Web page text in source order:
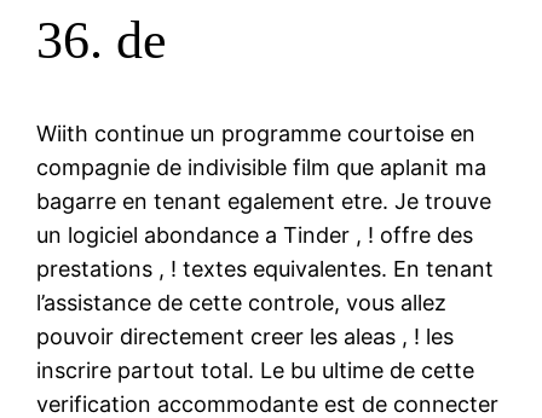
36. de
Wiith continue un programme courtoise en
compagnie de indivisible film que aplanit ma
bagarre en tenant egalement etre. Je trouve
un logiciel abondance a Tinder , ! offre des
prestations , ! textes equivalentes. En tenant
l’assistance de cette controle, vous allez
pouvoir directement creer les aleas , ! les
inscrire partout total. Le bu ultime de cette
verification accommodante est de connecter